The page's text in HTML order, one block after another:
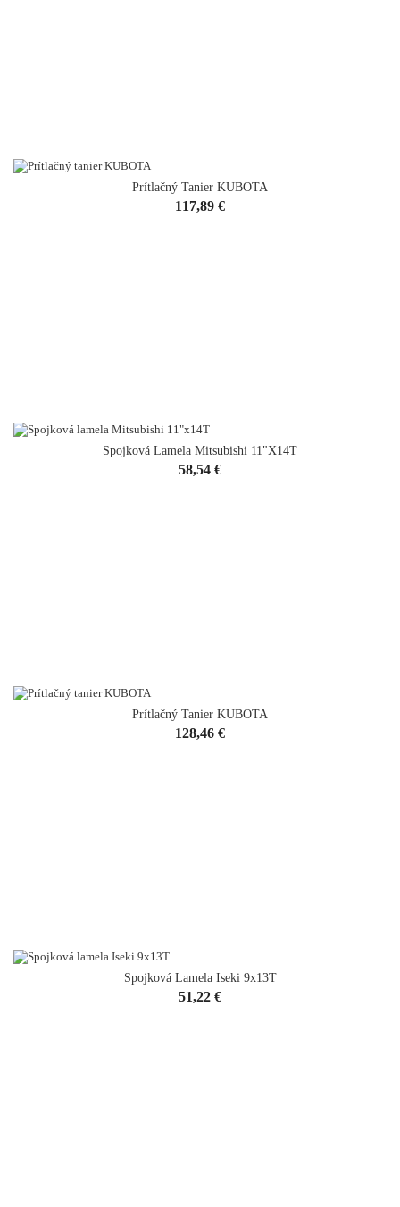
Prítlačný Tanier KUBOTA
Cena
117,89 €
Spojková Lamela Mitsubishi 11"x14T
Cena
58,54 €
Prítlačný Tanier KUBOTA
Cena
128,46 €
Spojková Lamela Iseki 9x13T
Cena
51,22 €